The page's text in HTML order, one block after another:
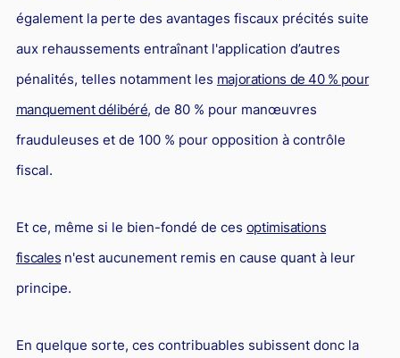
Contentieux cession d’entreprise
Droit commercial
Énergie
Droit de la concurrence
Droit de la réparation et du dommage corporel
également la perte des avantages fiscaux précités suite
aux rehaussements entraînant l'application d’autres
pénalités, telles notamment les majorations de 40 % pour
manquement délibéré, de 80 % pour manœuvres
frauduleuses et de 100 % pour opposition à contrôle
fiscal.
Et ce, même si le bien-fondé de ces optimisations
fiscales n'est aucunement remis en cause quant à leur
principe.
En quelque sorte, ces contribuables subissent donc la